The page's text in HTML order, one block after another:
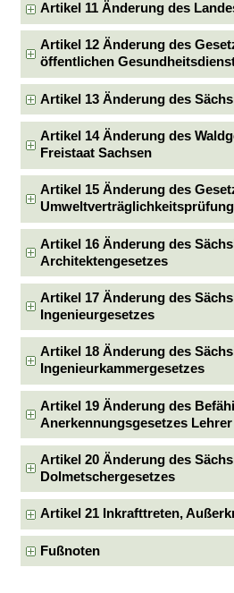
Artikel 11 Änderung des
Artikel 12 Änderung des
öffentlichen
Artikel 13 Änderung des
Artikel 14 Änderung des
Freistaat Sachsen
Artikel 15 Änderung des
Artikel 16 Änderung des
Architektengesetzes
Artikel 17 Änderung des
Ingenieurgesetzes
Artikel 18 Änderung des
Ingenieurkammergesetzes
Artikel 19 Änderung des
Anerkennungsgesetzes Lehrer
Artikel 20 Änderung des
Dolmetschergesetzes
Artikel 21 Inkrafttreten,
Fußnoten